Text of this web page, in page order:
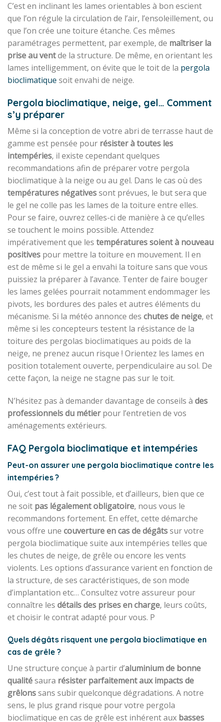
C’est en inclinant les lames orientables à bon escient
que l’on régule la circulation de l’air, l’ensoleillement, ou
que l’on crée une toiture étanche. Ces mêmes
paramétrages permettent, par exemple, de maîtriser la
prise au ventde la structure. De même, en orientant les
lames intelligemment, on évite que le toit de la pergola
bioclimatique soit envahi de neige.
Pergola bioclimatique, neige, gel… Comment
s’y préparer
Même si la conception de votre abri de terrasse haut de
gamme est pensée pour résister à toutes les
intempéries, il existe cependant quelques
recommandations afin de préparer votre pergola
bioclimatique à la neige ou au gel. Dans le cas où des
températures négativessont prévues, le but sera que
le gel ne colle pas les lames de la toiture entre elles.
Pour se faire, ouvrez celles-ci de manière à ce qu’elles
se touchent le moins possible. Attendez
impérativement que les températures soient à nouveau
positives pour mettre la toiture en mouvement. Il en
est de même si le gel a envahi la toiture sans que vous
puissiez la préparer à l’avance. Tenter de faire bouger
les lames gelées pourrait notamment endommager les
pivots, les bordures des pales et autres éléments du
mécanisme. Si la météo annonce des chutes de neige, et
même si les concepteurs testent la résistance de la
toiture des pergolas bioclimatiques au poids de la
neige, ne prenez aucun risque ! Orientez les lames en
position totalement ouverte, perpendiculaire au sol. De
cette façon, la neige ne stagne pas sur le toit.
N’hésitez pas à demander davantage de conseils à des
professionnels du métierpour l’entretien de vos
aménagements extérieurs.
FAQ Pergola bioclimatique et intempéries
Peut-on assurer une pergola bioclimatique contre les
intempéries ?
Oui, c’est tout à fait possible, et d’ailleurs, bien que ce
ne soit pas légalement obligatoire, nous vous le
recommandons fortement. En effet, cette démarche
vous offre une couverture en cas de dégâtssur votre
pergola bioclimatique suite aux intempéries telles que
les chutes de neige, de grêle ou encore les vents
violents. Les options d’assurance varient en fonction de
la structure, de ses caractéristiques, de son mode
d’implantation etc… Consultez votre assureur pour
connaître les détails des prises en charge, leurs coûts,
et choisir le contrat adapté pour vous. P
Quels dégâts risquent une pergola bioclimatique en
cas de grêle ?
Une structure conçue à partir d’aluminium de bonne
qualitésaura résister parfaitement aux impacts de
grêlonssans subir quelconque dégradations. A notre
sens, le plus grand risque pour votre pergola
bioclimatique en cas de grêle est inhérent aux basses